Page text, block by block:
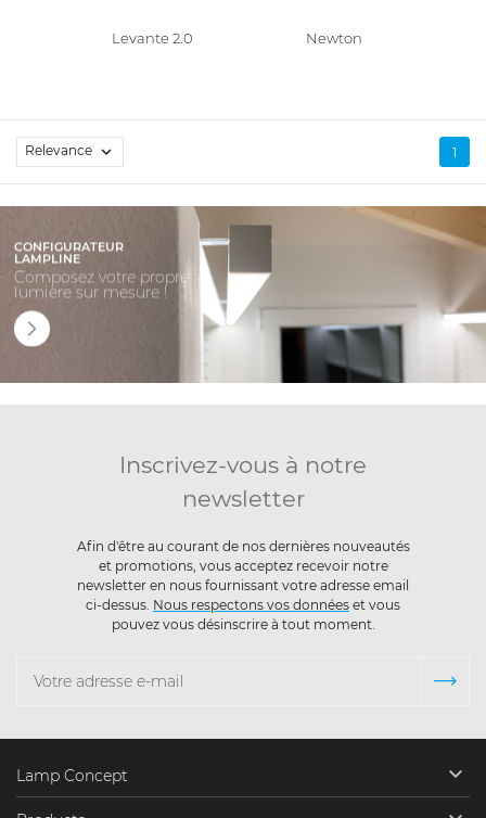
Levante 2.0 Newton
Relevance  1
CONFIGURATEUR
LAMPLINE
Composez votre propre
lumière sur mesure !
Inscrivez-vous à notre
newsletter
Afin d'être au courant de nos dernières nouveautés
et promotions, vous acceptez recevoir notre
newsletter en nous fournissant votre adresse email
ci-dessus. Nous respectons vos données et vous
pouvez vous désinscrire à tout moment.
Lamp Concept 